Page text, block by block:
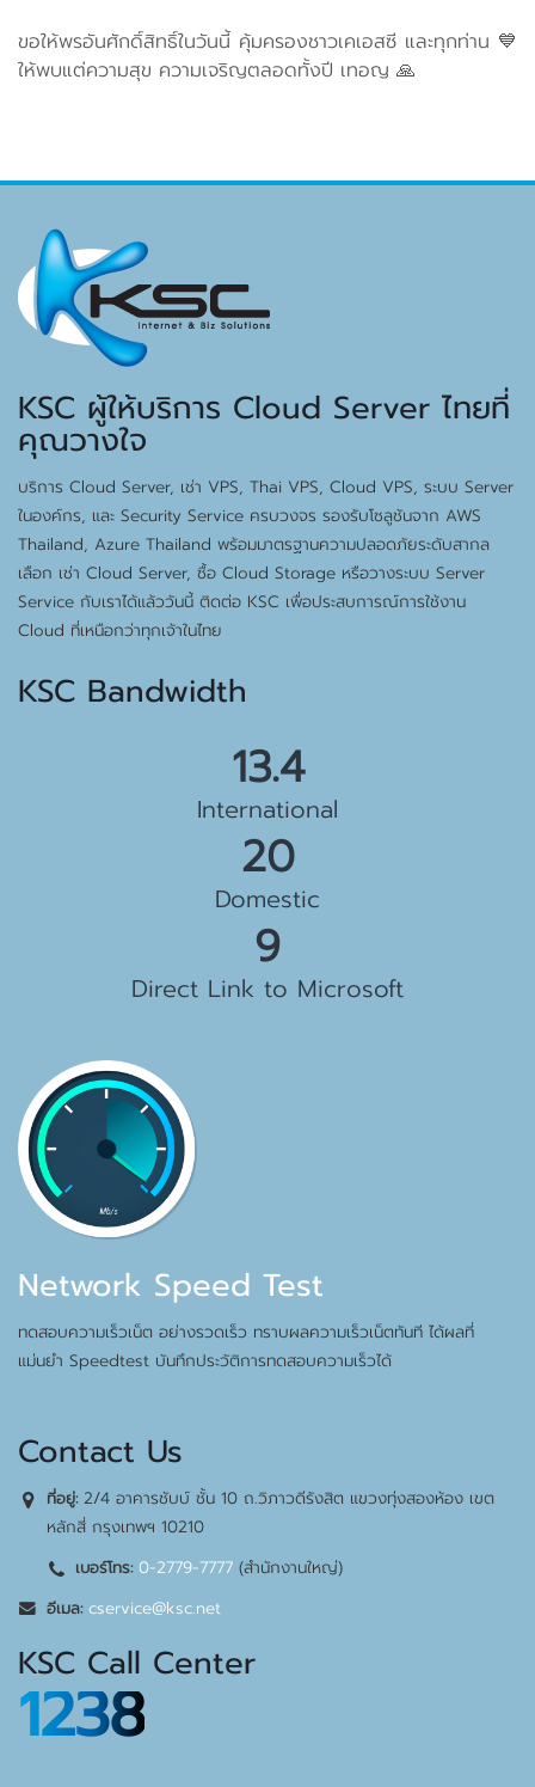
ขอให้พรอันศักดิ์สิทธิ์ในวันนี้ คุ้มครองชาวเคเอสซี และทุกท่าน 💙
ให้พบแต่ความสุข ความเจริญตลอดทั้งปี เทอญ 🙏
KSC ผู้ให้บริการ Cloud Server ไทยที่
คุณวางใจ
บริการ Cloud Server, เช่า VPS, Thai VPS, Cloud VPS, ระบบ Server
ในองค์กร, และ Security Service ครบวงจร รองรับโซลูชันจาก AWS
Thailand, Azure Thailand พร้อมมาตรฐานความปลอดภัยระดับสากล
เลือก เช่า Cloud Server, ซื้อ Cloud Storage หรือวางระบบ Server
Service กับเราได้แล้ววันนี้ ติดต่อ KSC เพื่อประสบการณ์การใช้งาน
Cloud ที่เหนือกว่าทุกเจ้าในไทย
KSC Bandwidth
14.5
International
21
Domestic
9
Direct Link to Microsoft
Network Speed Test
ทดสอบความเร็วเน็ต อย่างรวดเร็ว ทราบผลความเร็วเน็ตทันที ได้ผลที่
แม่นยำ Speedtest บันทึกประวัติการทดสอบความเร็วได้
Contact Us
ที่อยู่:2/4 อาคารชับบ์ ชั้น 10 ถ.วิภาวดีรังสิต แขวงทุ่งสองห้อง เขต
หลักสี่ กรุงเทพฯ 10210
เบอร์โทร: 0-2779-7777 (สำนักงานใหญ่)
อีเมล: cservice@ksc.net
KSC Call Center
1238